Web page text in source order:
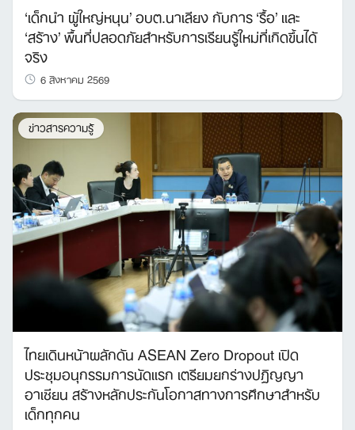
‘เด็กนำ ผู้ใหญ่หนุน’ อบต.นาเลียง กับการ ‘รื้อ’ และ
‘สร้าง’ พื้นที่ปลอดภัยสำหรับการเรียนรู้ใหม่ที่เกิดขึ้นได้
จริง
6 สิงหาคม 2569
ข่าวสารความรู้
ไทยเดินหน้าผลักดัน ASEAN Zero Dropout เปิด
ประชุมอนุกรรมการนัดแรก เตรียมยกร่างปฏิญญา
อาเซียน สร้างหลักประกันโอกาสทางการศึกษาสำหรับ
เด็กทุกคน